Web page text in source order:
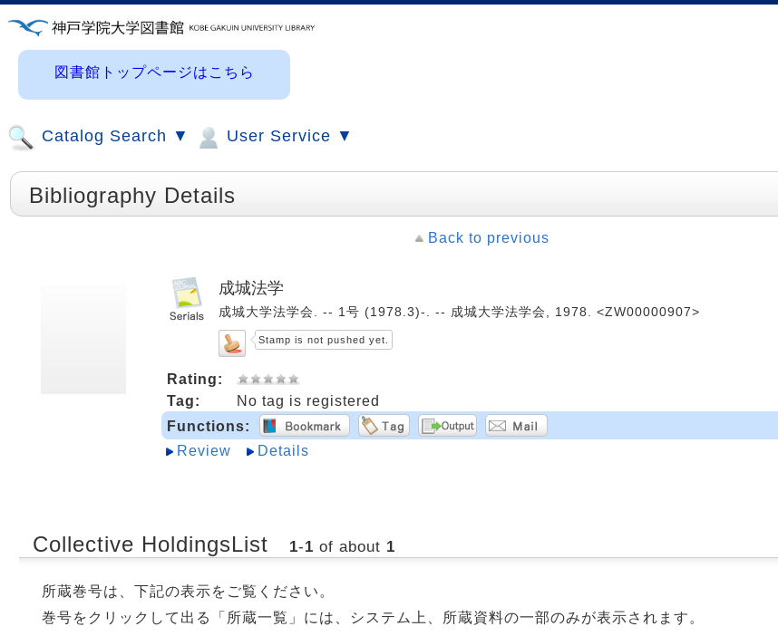
図書館トップページはこちら
Catalog Search ▼ User Service ▼
Bibliography Details
Back to previous
成城法学
成城大学法学会. -- 1号 (1978.3)-. -- 成城大学法学会, 1978. <ZW00000907>
Stamp is not pushed yet.
Rating:
Tag:
No tag is registered
Functions:
Review
Details
Collective HoldingsList 1-1 of about 1
所蔵巻号は、下記の表示をご覧ください。
巻号をクリックして出る「所蔵一覧」には、システム上、所蔵資料の一部のみが表示されます。